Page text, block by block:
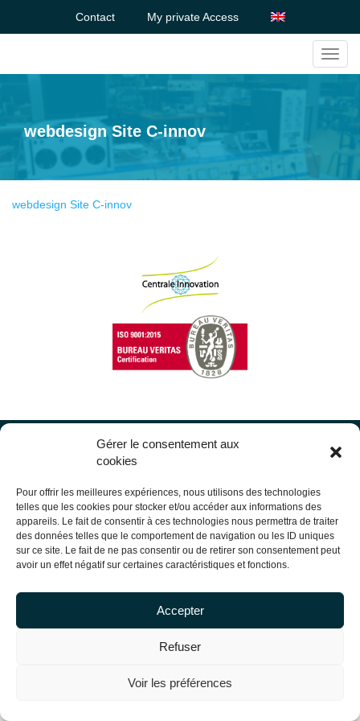
Gérer le consentement aux
cookies
Pour offrir les meilleures expériences, nous utilisons des technologies
telles que les cookies pour stocker et/ou accéder aux informations des
appareils. Le fait de consentir à ces technologies nous permettra de traiter
des données telles que le comportement de navigation ou les ID uniques
sur ce site. Le fait de ne pas consentir ou de retirer son consentement peut
avoir un effet négatif sur certaines caractéristiques et fonctions.
Accepter
Refuser
Voir les préférences
Contact My private Access
webdesign Site C-innov
webdesign Site C-innov